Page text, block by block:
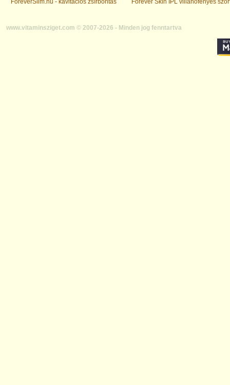
ForeverSlim.hu - kavitációs zsírbontás Forever Skin IPL villanófényes
www.vitaminsziget.com © 2007-2026 - Minden jog fenntartva